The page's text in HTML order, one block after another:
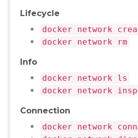
Lifecycle
docker network
docker network rm
Info
docker network ls
docker network
Connection
docker network